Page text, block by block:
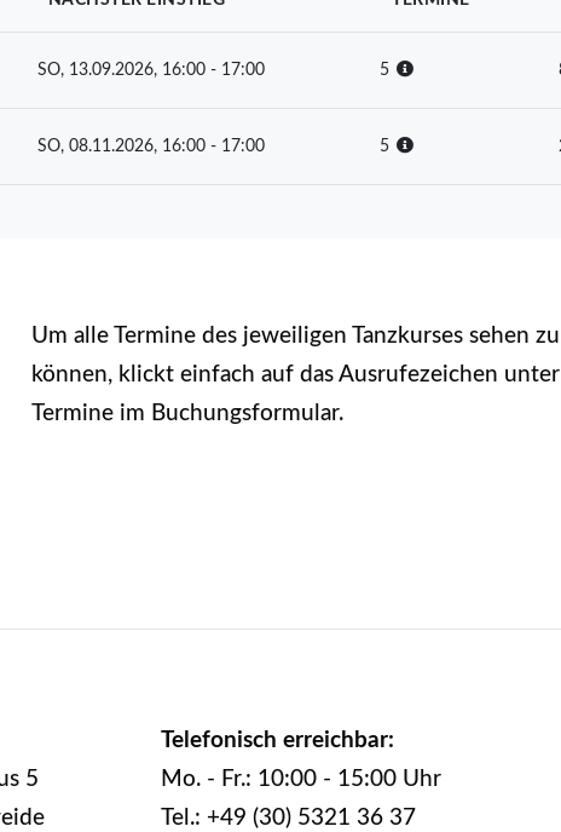
Um alle Termine des jeweiligen Tanzkurses sehen zu
können, klickt einfach auf das Ausrufezeichen unter
Termine im Buchungsformular.
5
Telefonisch erreichbar:
Mo. - Fr.: 10:00 - 15:00 Uhr
Tel.: +49 (30) 5321 36 37